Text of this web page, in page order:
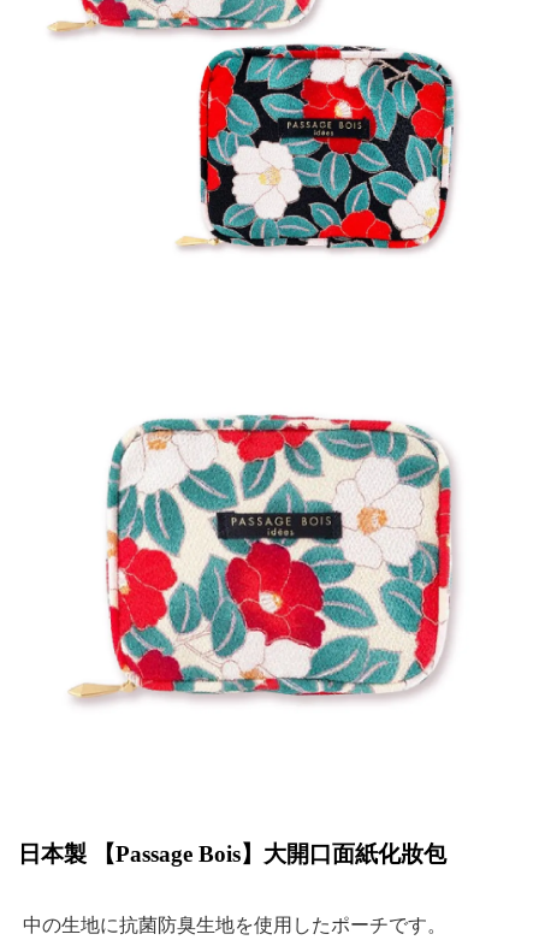
日本製 【Passage Bois】大開口面紙化妝包
中の生地に抗菌防臭生地を使用したポーチです。